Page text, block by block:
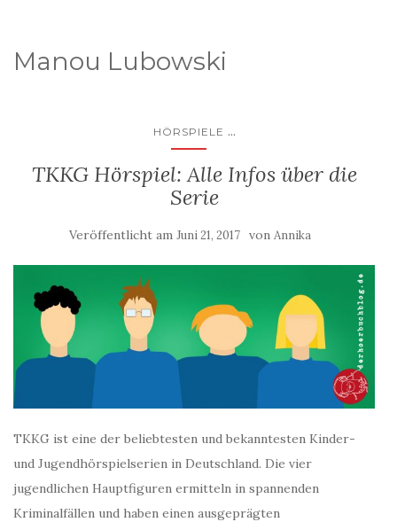
Manou Lubowski
HÖRSPIELE ...
TKKG Hörspiel: Alle Infos über die
Serie
Veröffentlicht am Juni 21, 2017 von Annika
TKKG ist eine der beliebtesten und bekanntesten Kinder-
und Jugendhörspielserien in Deutschland. Die vier
jugendlichen Hauptfiguren ermitteln in spannenden
Kriminalfällen und haben einen ausgeprägten